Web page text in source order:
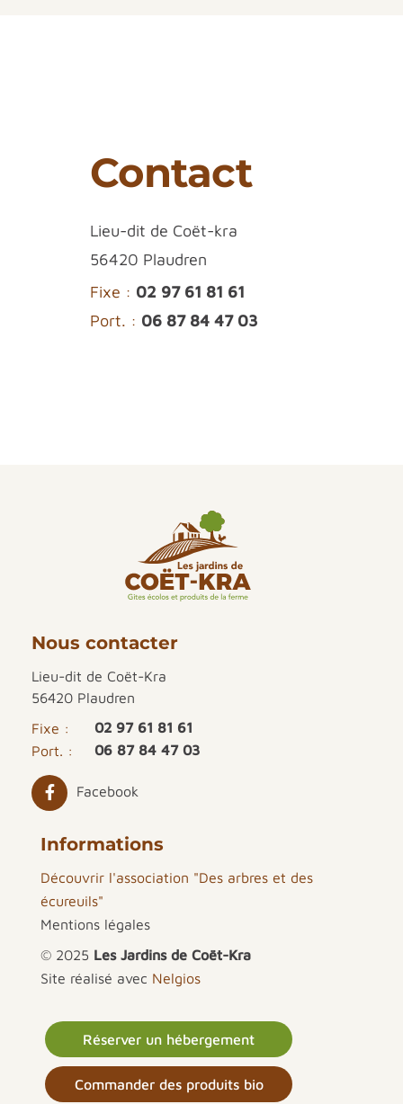
Contact
Lieu-dit de Coët-kra
56420 Plaudren
Fixe : 02 97 61 81 61
Port. : 06 87 84 47 03
Nous contacter
Lieu-dit de Coët-Kra
56420 Plaudren
Fixe :
02 97 61 81 61
Port. :
06 87 84 47 03
Facebook
Informations
Découvrir l'association "Des arbres et des
écureuils"
Mentions légales
© 2025 Les Jardins de Coët-Kra
Site réalisé avec Nelgios
Réserver un hébergement
Commander des produits bio